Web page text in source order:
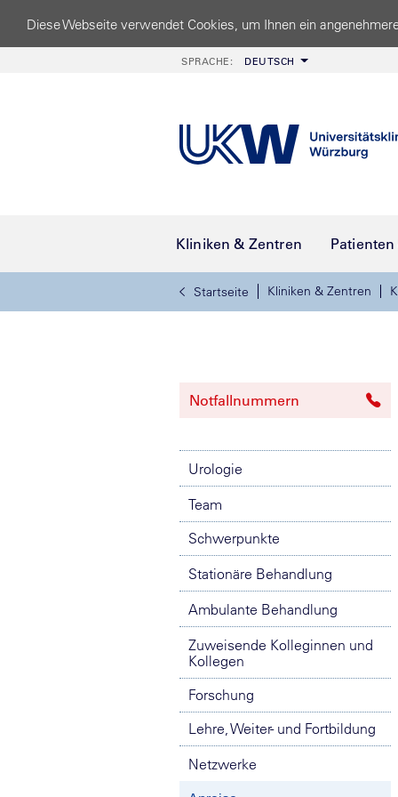
Diese Webseite verwendet Cookies, um Ihnen ein
SPRACHE: DEUTSCH
Kliniken & Zentren
Startseite Kliniken & Zentren
Notfallnummern
Urologie
Team
Schwerpunkte
Stationäre Behandlung
Ambulante Behandlung
Zuweisende Kolleginnen und
Kollegen
Forschung
Lehre, Weiter- und Fortbildung
Netzwerke